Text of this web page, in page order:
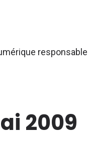
responsable
2009